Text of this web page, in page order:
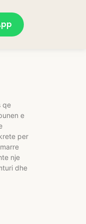
qe
e
per
nje
dhe